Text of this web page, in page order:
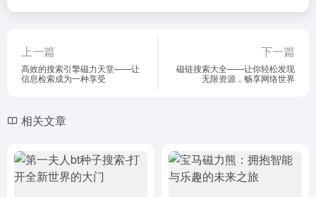
上一篇
高效的搜索引擎磁力天堂——让
信息检索成为一种享受
下一篇
磁链搜索大全——让你轻松发现
无限资源，畅享网络世界
相关文章